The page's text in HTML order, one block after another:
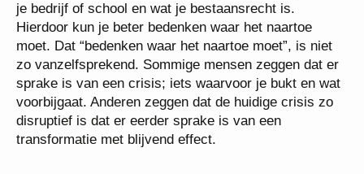
je bedrijf of school en wat je bestaansrecht is.
Hierdoor kun je beter bedenken waar het naartoe
moet. Dat “bedenken waar het naartoe moet”, is niet
zo vanzelfsprekend. Sommige mensen zeggen dat er
sprake is van een crisis; iets waarvoor je bukt en wat
voorbijgaat. Anderen zeggen dat de huidige crisis zo
disruptief is dat er eerder sprake is van een
transformatie met blijvend effect.